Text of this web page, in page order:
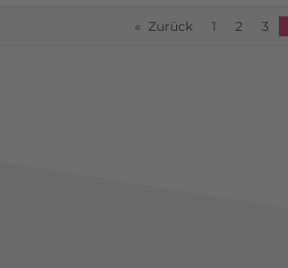
Zurück 1 2 3